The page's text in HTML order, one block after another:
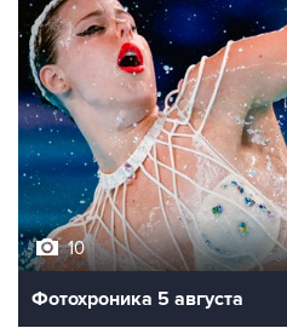
10
Фотохроника 5 августа